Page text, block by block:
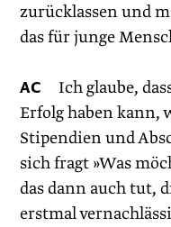
zurücklassen und
das für junge
AC Ich glaube,
Erfolg haben kann,
Stipendien und
sich fragt »Was
das dann auch tut,
erstmal